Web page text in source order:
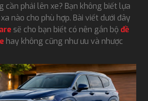
cần phải lên xe? Bạn không biết lựa
nào cho phù hợp. Bài viết dưới đây
sẽ cho bạn biết có nên gắn bộđề
hay không cũng như ưu và nhược